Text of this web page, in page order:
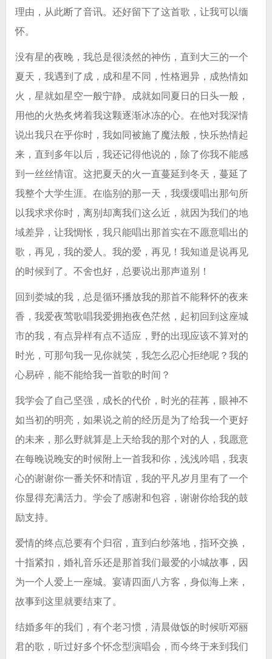
理由，从此断了音讯。还好留下了这首歌，让我可以缅
怀。
没有星的夜晚，我总是很淡然的神伤，直到大三的一个
夏天，我遇到了成，成和星不同，性格迥异，成热情如
火，星就如星空一般宁静。成就如同夏日的日头一般，
用他的火热炙烤着我这颗逐渐冰冻的心。在他对我深情
说出我只在乎你时，我如同被施了魔法般，快乐热情起
来，直到多年以后，我还记得他说的，除了你我不能感
到一丝丝情谊。这把夏天的火一直蔓延到冬天，蔓延了
我整个大学生涯。在临别的那一天，我缓缓唱出那句所
以我求求你时，离别却离我们这么近，就因为我们的地
域差异，让我惆怅，我只能唱出那首实在不愿意唱出的
歌，再见，我的爱人。我的爱，再见！我知道是说再见
的时候到了。不舍也好，总要说出那声道别！
回到娄城的我，总是循环播放我的那首不能释怀的夜来
香，我爱夜莺歌唱我爱拥抱夜色茫然，起初回到这座城
市的我，有点异样有点不适应，野的出现应该不算对的
时光，可那句我一见你就笑，我怎么忍心拒绝呢？我的
心易碎，能不能给我一首歌的时间？
我学会了自己坚强，成长的代价，时光的荏苒，眼神不
如当初的明亮，如果说之前的经历是为了给我一个更好
的未来，那么野就算是上天给我的那个对的人，我愿意
在每晚说晚安的时候附上一首我和你，浅浅吟唱，我衷
心的谢谢你一番关怀和情谊，我的平凡岁月里有了一个
你显得充满活力。学会了感谢和包容，谢谢你给我的鼓
励支持。
爱情的终点总要有个归宿，直到白纱落地，指环交换，
十指紧扣，婚礼音乐还是那首我们最爱的小城故事，因
为一个人爱上一座城。宴请四面八方客，身似海上来，
故事到这里就要结束了。
结婚多年的我们，有个老习惯，清晨做饭的时候听邓丽
君的歌，听过好多个怀念型演唱会，而今终于来到我们